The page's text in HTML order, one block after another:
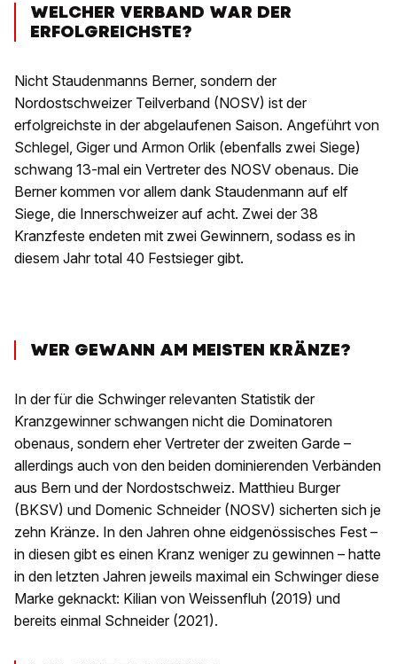
WELCHER VERBAND WAR DER
ERFOLGREICHSTE?
Nicht Staudenmanns Berner, sondern der
Nordostschweizer Teilverband (NOSV) ist der
erfolgreichste in der abgelaufenen Saison. Angeführt von
Schlegel, Giger und Armon Orlik (ebenfalls zwei Siege)
schwang 13-mal ein Vertreter des NOSV obenaus. Die
Berner kommen vor allem dank Staudenmann auf elf
Siege, die Innerschweizer auf acht. Zwei der 38
Kranzfeste endeten mit zwei Gewinnern, sodass es in
diesem Jahr total 40 Festsieger gibt.
WER GEWANN AM MEISTEN KRÄNZE?
In der für die Schwinger relevanten Statistik der
Kranzgewinner schwangen nicht die Dominatoren
obenaus, sondern eher Vertreter der zweiten Garde –
allerdings auch von den beiden dominierenden Verbänden
aus Bern und der Nordostschweiz. Matthieu Burger
(BKSV) und Domenic Schneider (NOSV) sicherten sich je
zehn Kränze. In den Jahren ohne eidgenössisches Fest –
in diesen gibt es einen Kranz weniger zu gewinnen – hatte
in den letzten Jahren jeweils maximal ein Schwinger diese
Marke geknackt: Kilian von Weissenfluh (2019) und
bereits einmal Schneider (2021).